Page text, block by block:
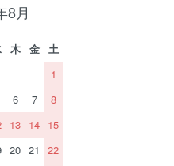
8月
木 金
土
1
6 7
8
13 14 15
20 21
22